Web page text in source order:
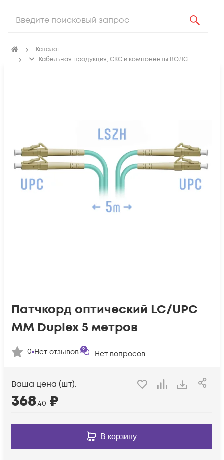
Каталог
Кабельная продукция, СКС и компоненты ВОЛС
Патчкорд оптический LC/UPC
MM Duplex 5 метров
0 Нет отзывов Нет вопросов
Ваша цена (шт):
368,40 ₽
В корзину